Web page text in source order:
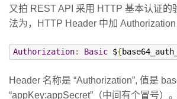
又拍 REST API 采用 HTTP 基本认证的
法为，HTTP Header 中加 Authorization
Authorization: Basic ${
Header 名称是 “Authorization”, 值是
“appKey:appSecret”（中间有个冒号）